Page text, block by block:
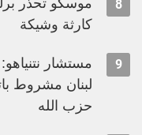
8
كارثة وشيكة
9
مستشار
لبنان مشروط
حزب الله